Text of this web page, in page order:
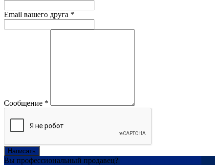
Email вашего друга *
Сообщение *
Написать
Вы профессиональный продавец?